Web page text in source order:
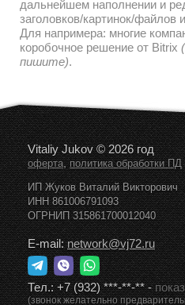
дальнейшем наполнении и
заголовков/картинок/файлов
Для напримера: многие
коробочное решение от Bitrix
пишите).
Vitaliy Jukov © 2026 год
оферта,политика обработки ПД
ИП Жуков Виталий Викторович
ИНН 861006791093
ОГРНИП 315861700012040
E-mail:network@vj72.ru
Тел.:+7 (932) ***-**-**-
(звонок желательно